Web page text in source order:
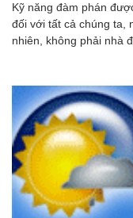
Kỹ năng đàm phán
đối với tất cả chúng ta,
nhiên, không phải nhà